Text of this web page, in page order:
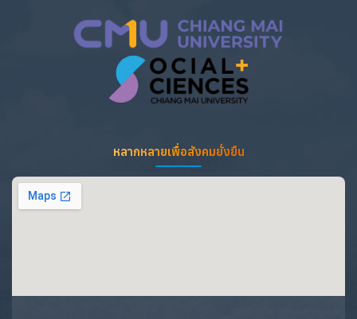
หลากหลายเพื่อสังคมยั่งยืน